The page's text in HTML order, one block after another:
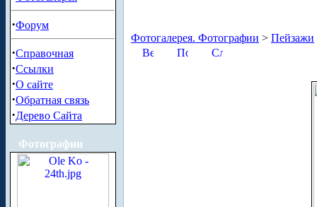
·Форум
·Справочная
·Ссылки
·О сайте
·Обратная связь
·Дерево Сайта
Фотографии
Фотогалерея. Фотографии > Пейзажи